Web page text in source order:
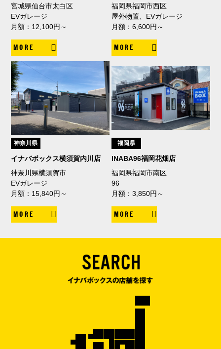
宮城県仙台市太白区
EVガレージ
月額：12,100円～
MORE
福岡県福岡市西区
屋外物置、EVガレージ
月額：6,600円～
MORE
神奈川県
イナバボックス横須賀内川店
神奈川県横須賀市
EVガレージ
月額：15,840円～
MORE
福岡県
INABA96福岡花畑店
福岡県福岡市南区
96
月額：3,850円～
MORE